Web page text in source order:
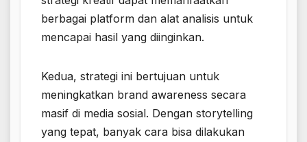
berbagai platform dan alat analisis untuk
mencapai hasil yang diinginkan.
Kedua, strategi ini bertujuan untuk
meningkatkan brand awareness secara
masif di media sosial. Dengan storytelling
yang tepat, banyak cara bisa dilakukan